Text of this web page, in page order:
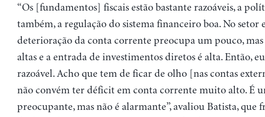
“Os [fundamentos] fiscais estão bastante razoáveis, a
também, a regulação do sistema financeiro boa. No setor
deterioração da conta corrente preocupa um pouco, mas
altas e a entrada de investimentos diretos é alta. Então,
razoável. Acho que tem de ficar de olho [nas contas
não convém ter déficit em conta corrente muito alto. É
preocupante, mas não é alarmante”, avaliou Batista, que